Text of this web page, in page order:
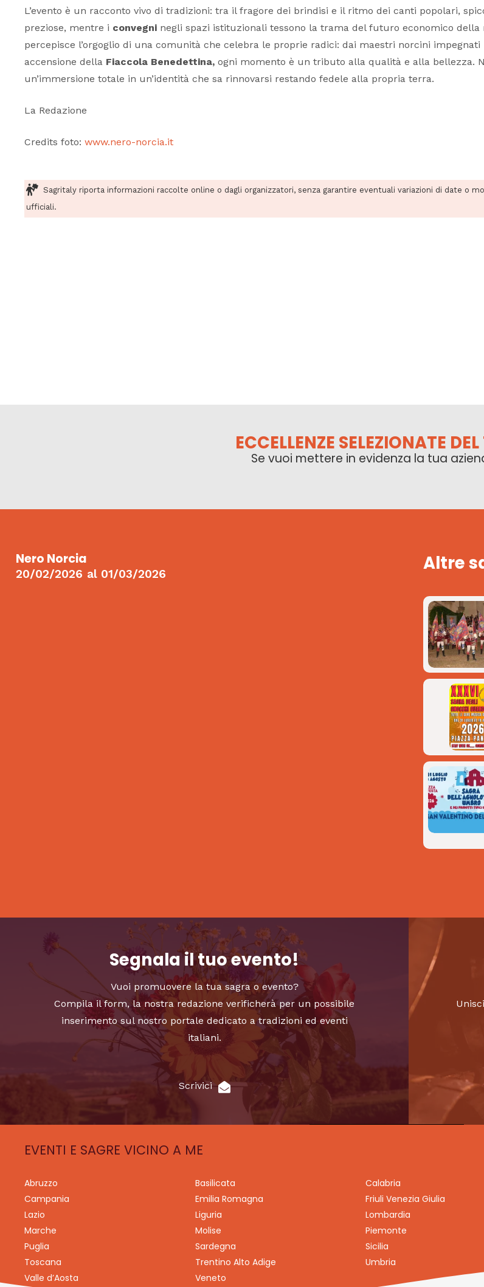
L’evento è un racconto vivo di tradizioni: tra il fragore dei brindisi e il ritmo dei canti popolari,
preziose, mentre i convegni negli spazi istituzionali tessono la trama del futuro economico della
percepisce l’orgoglio di una comunità che celebra le proprie radici: dai maestri norcini
accensione della Fiaccola Benedettina, ogni momento è un tributo alla qualità e alla bellezza.
un’immersione totale in un’identità che sa rinnovarsi restando fedele alla propria terra.
La Redazione
Credits foto: www.nero-norcia.it
Sagritaly riporta informazioni raccolte online o dagli organizzatori, senza garantire eventuali variazioni di date o
ufficiali.
ECCELLENZE SELEZIONATE
Se vuoi mettere in evidenza la tua
Nero Norcia
20/02/2026 al 01/03/2026 Altre
Segnala il tuo evento!
Vuoi promuovere la tua sagra o evento?
Compila il form, la nostra redazione verificherà per un possibile
inserimento sul nostro portale dedicato a tradizioni ed eventi
italiani.
Scrivici
EVENTI E SAGRE VICINO A ME
Abruzzo Basilicata
Calabria
Campania
Emilia Romagna
Friuli Venezia Giulia
Lazio
Liguria
Lombardia
Marche
Molise
Piemonte
Puglia
Sardegna
Sicilia
Toscana
Trentino Alto Adige
Umbria
Valle d’Aosta
Veneto